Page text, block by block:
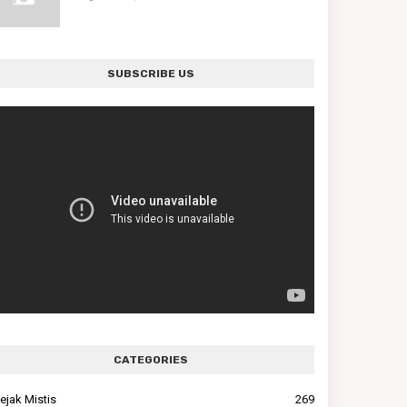
SUBSCRIBE US
CATEGORIES
Mistis 269